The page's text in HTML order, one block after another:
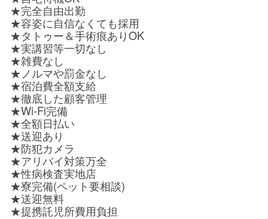
★完全自由出勤
★容姿に自信なくても採用
★タトゥー＆手術痕ありOK
★実講習等一切なし
★雑費なし
★ノルマや罰金なし
★宿泊費全額支給
★徹底した顧客管理
★Wi-Fi完備
★全額日払い
★送迎あり
★防犯カメラ
★アリバイ対策万全
★性病検査実地店
★寮完備(ペット要相談)
★送迎無料
★提携託児所費用負担